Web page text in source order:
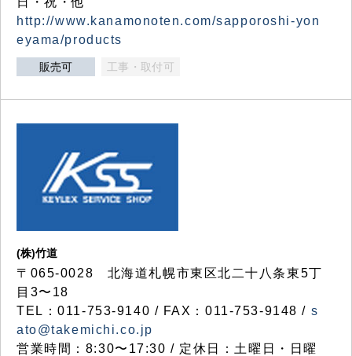
http://www.kanamonoten.com/sapporoshi-yon
eyama/products
販売可 工事・取付可
(株)竹道
〒065-0028 北海道札幌市東区北二十八条東5丁
目3〜18
TEL：011-753-9140 / FAX：011-753-9148 / s
ato@takemichi.co.jp
営業時間：8:30〜17:30 / 定休日：土曜日・日曜